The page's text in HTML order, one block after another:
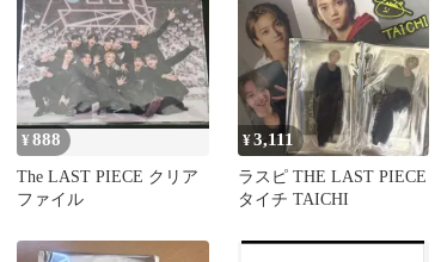
¥888
The LAST PIECE クリア
ファイル
¥3,111
ラスピ THE LAST PIECE
タイチ TAICHI